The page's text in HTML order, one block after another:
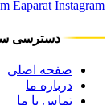
Eaparat Instagram
دسترسی
صفحه اصلی
درباره ما
تماس با ما